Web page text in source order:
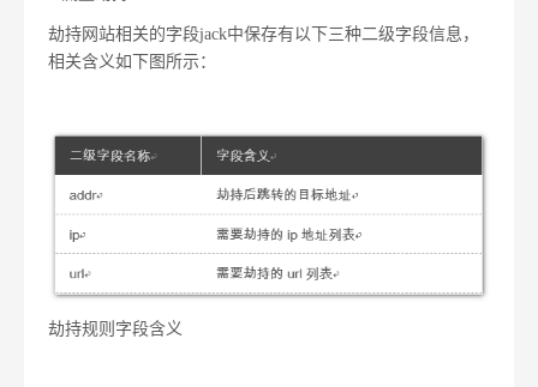
劫持网站相关的字段jack中保存有以下三种二级字段信息，
相关含义如下图所示：
劫持规则字段含义